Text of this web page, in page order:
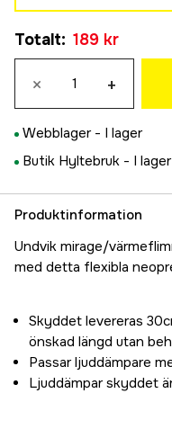
249 kr
Camo/Blaze
189 kr
249 kr
Totalt: 189 kr
× +
Webblager - I lager
Butik Hyltebruk - I lager
Produktinformation
Undvik mirage/
med detta flexibla
Skyddet levereras
önskad längd utan
Passar ljuddämpare
Ljuddämpar skyddet